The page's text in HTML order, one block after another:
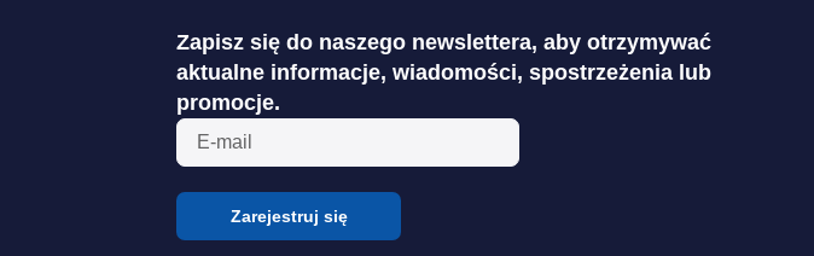
Zapisz się do naszego newslettera, aby otrzymywać
aktualne informacje, wiadomości, spostrzeżenia lub
promocje.
Zarejestruj się